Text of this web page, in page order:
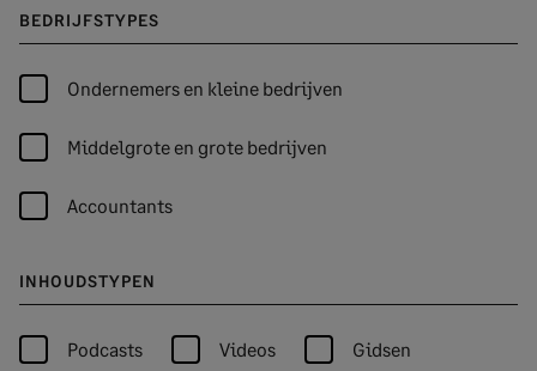
BEDRIJFSTYPES
Ondernemers en kleine bedrijven
Middelgrote en grote bedrijven
Accountants
INHOUDSTYPEN
Podcasts Videos Gidsen